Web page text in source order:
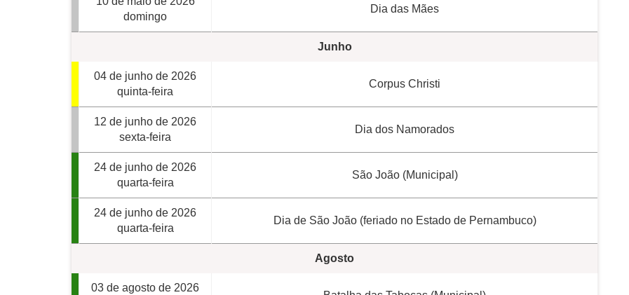
domingo
Dia das Mães
Junho
04 de junho de 2026
quinta-feira
Corpus Christi
12 de junho de 2026
sexta-feira
Dia dos Namorados
24 de junho de 2026
quarta-feira
São João (Municipal)
24 de junho de 2026
quarta-feira
Dia de São João (feriado no Estado de Pernambuco)
Agosto
03 de agosto de 2026